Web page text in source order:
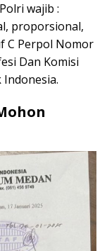
wajib :
proporsional,
C Perpol Nomor
Dan Komisi
Indonesia.